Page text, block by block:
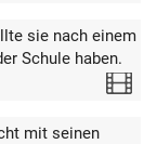
sie nach einem
Schule haben.
mit seinen